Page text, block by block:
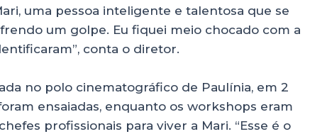
uma pessoa inteligente e talentosa que se
um golpe. Eu fiquei meio chocado com a
conta o diretor.
no polo cinematográfico de Paulínia, em 2
ensaiadas, enquanto os workshops eram
profissionais para viver a Mari. “Esse é o